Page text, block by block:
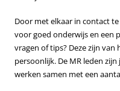
Door met elkaar in contact
voor goed onderwijs en een
vragen of tips? Deze zijn
persoonlijk. De MR leden zijn
werken samen met een